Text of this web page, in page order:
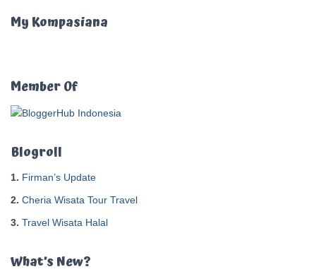
u
k
:
My Kompasiana
Member Of
Blogroll
1. Firman’s Update
2. Cheria Wisata Tour Travel
3. Travel Wisata Halal
What’s New?